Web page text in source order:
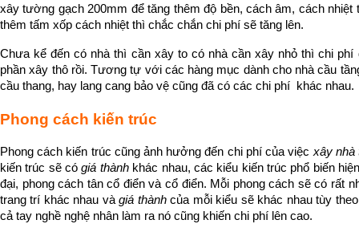
xây tường gạch 200mm để tăng thêm độ bền, cách âm, cách nhiệt
thêm tấm xốp cách nhiệt thì chắc chắn chi phí sẽ tăng lên.
Chưa kể đến có nhà thì cần xây to có nhà cần xây nhỏ thì chi phí
phần xây thô rồi. Tương tự với các hàng mục dành cho nhà cầu
cầu thang, hay lang cang bảo vệ cũng đã có các chi phí  khác nhau.
Phong cách kiến trúc
Phong cách kiến trúc cũng ảnh hưởng đến chi phí của việc xây nhà
kiến trúc sẽ có giá thành khác nhau, các kiểu kiến trúc phổ biến
đại, phong cách tân cổ điển và cổ điển. Mỗi phong cách sẽ có rất
trang trí khác nhau và giá thành của mỗi kiểu sẽ khác nhau tùy
cả tay nghề nghệ nhân làm ra nó cũng khiến chi phí lên cao.